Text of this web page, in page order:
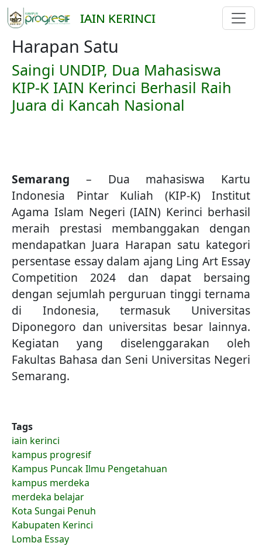
Skip to main content
IAIN KERINCI
Harapan Satu
Saingi UNDIP, Dua Mahasiswa
KIP-K IAIN Kerinci Berhasil Raih
Juara di Kancah Nasional
Semarang – Dua mahasiswa Kartu
Indonesia Pintar Kuliah (KIP-K) Institut
Agama Islam Negeri (IAIN) Kerinci berhasil
meraih prestasi membanggakan dengan
mendapatkan Juara Harapan satu kategori
persentase essay dalam ajang Ling Art Essay
Competition 2024 dan dapat bersaing
dengan sejumlah perguruan tinggi ternama
di Indonesia, termasuk Universitas
Diponegoro dan universitas besar lainnya.
Kegiatan yang diselenggarakan oleh
Fakultas Bahasa dan Seni Universitas Negeri
Semarang.
Tags
iain kerinci
kampus progresif
Kampus Puncak Ilmu Pengetahuan
kampus merdeka
merdeka belajar
Kota Sungai Penuh
Kabupaten Kerinci
Lomba Essay